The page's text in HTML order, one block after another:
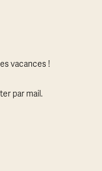
vacances !
par mail.